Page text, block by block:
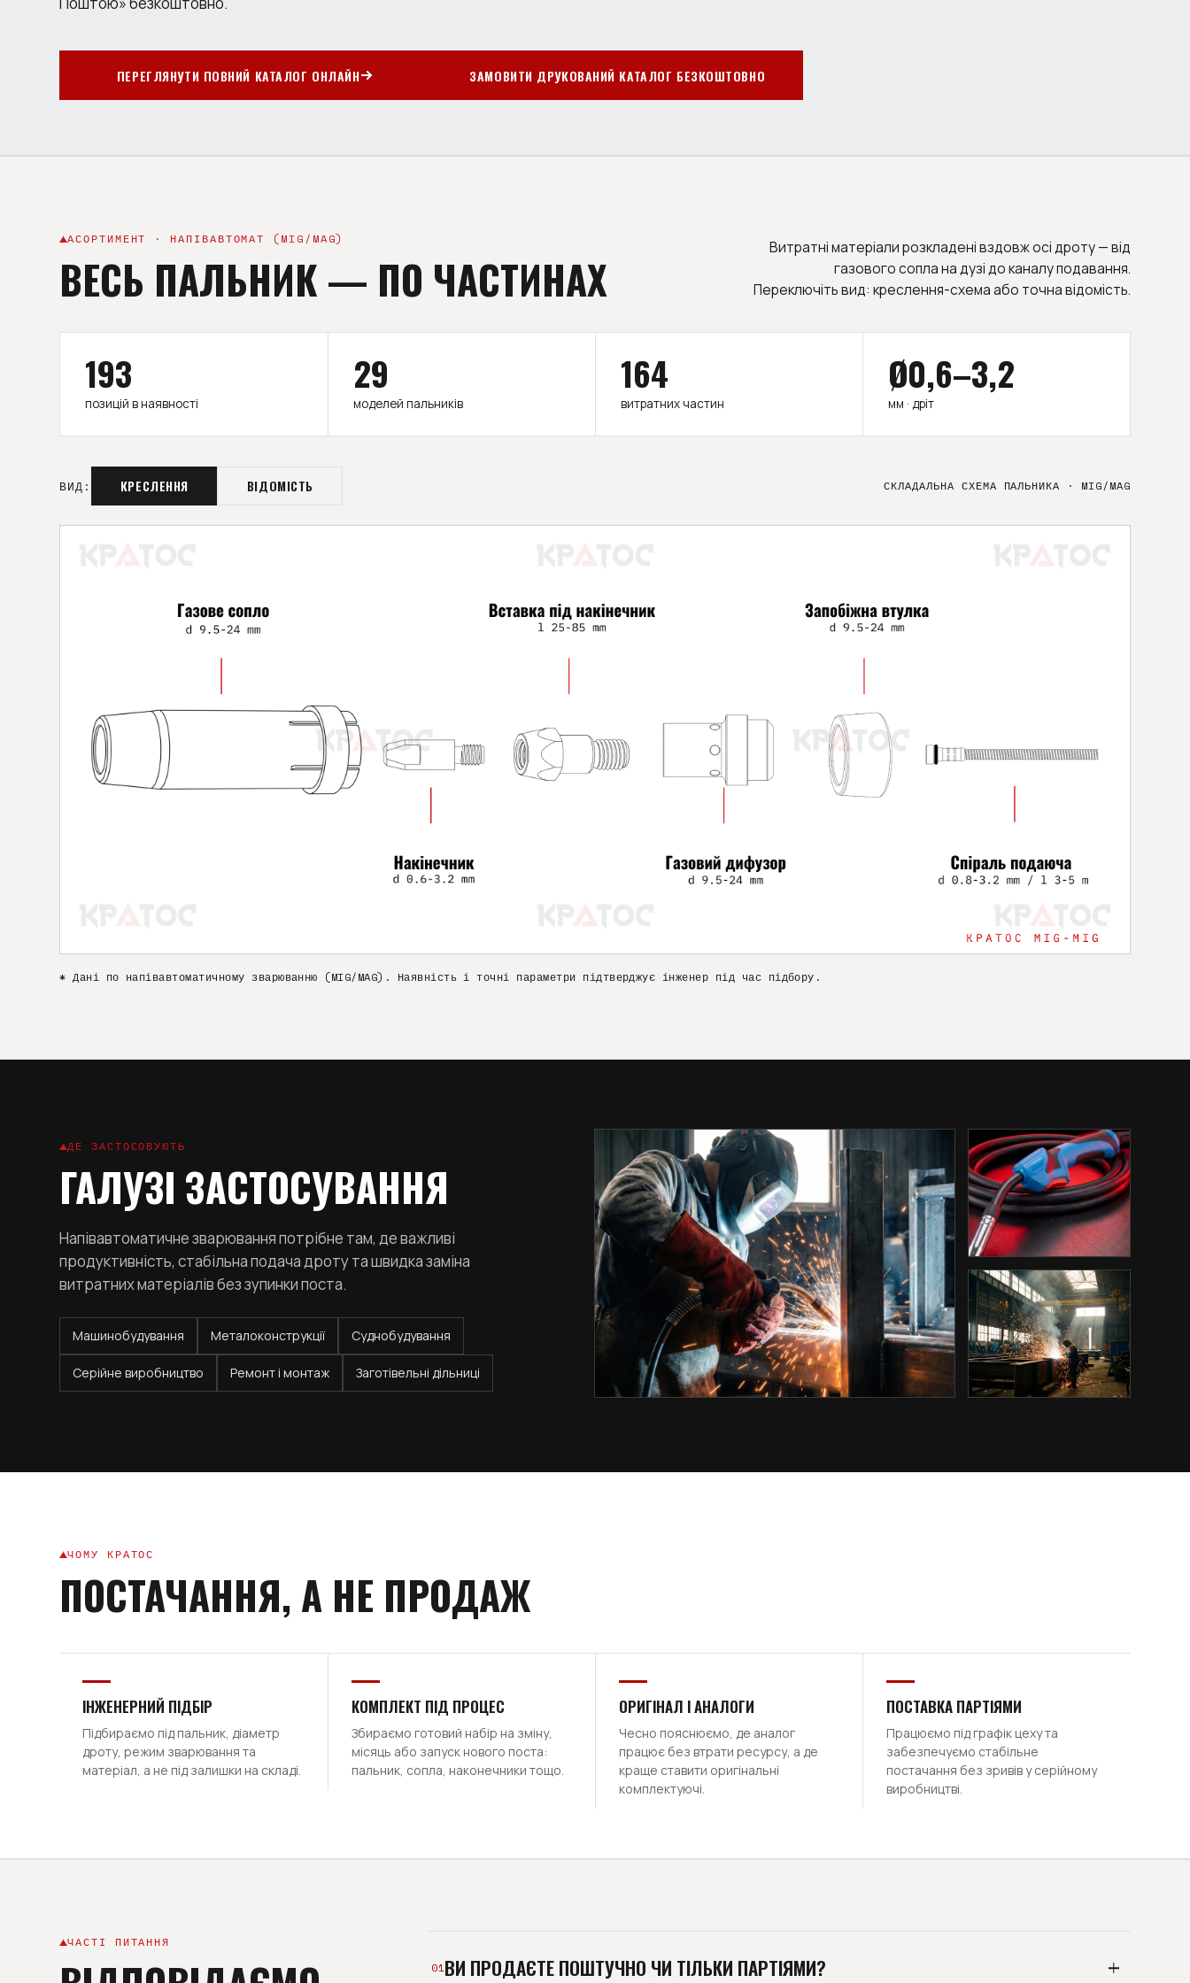
ПЕРЕГЛЯНУТИ ПОВНИЙ КАТАЛОГ ОНЛАЙН ЗАМОВИТИ ДРУКОВАНИЙ КАТАЛОГ БЕЗКОШТОВНО
АСОРТИМЕНТ · НАПІВАВТОМАТ (MIG/MAG)
ВЕСЬ ПАЛЬНИК — ПО ЧАСТИНАХ
Витратні матеріали розкладені вздовж осі дроту — від
газового сопла на дузі до каналу подавання.
Переключіть вид: креслення-схема або точна відомість.
193
позицій в наявності
29
моделей пальників
164
витратних частин
Ø0,6–3,2
мм · дріт
ВИД: КРЕСЛЕННЯ ВІДОМІСТЬ СКЛАДАЛЬНА СХЕМА ПАЛЬНИКА · MIG/MAG
* Дані по напівавтоматичному зварюванню (MIG/MAG). Наявність і точні параметри підтверджує інженер під час підбору.
ДЕ ЗАСТОСОВУЮТЬ
ГАЛУЗІ ЗАСТОСУВАННЯ
Напівавтоматичне зварювання потрібне там, де важливі
продуктивність, стабільна подача дроту та швидка заміна
витратних матеріалів без зупинки поста.
Машинобудування Металоконструкції Суднобудування
Серійне виробництво Ремонт і монтаж Заготівельні дільниці
ЧОМУ КРАТОС
ПОСТАЧАННЯ, А НЕ ПРОДАЖ
ІНЖЕНЕРНИЙ ПІДБІР
Підбираємо під пальник, діаметр
дроту, режим зварювання та
матеріал, а не під залишки на складі.
КОМПЛЕКТ ПІД ПРОЦЕС
Збираємо готовий набір на зміну,
місяць або запуск нового поста:
пальник, сопла, наконечники тощо.
ОРИГІНАЛ І АНАЛОГИ
Чесно пояснюємо, де аналог
працює без втрати ресурсу, а де
краще ставити оригінальні
комплектуючі.
ПОСТАВКА ПАРТІЯМИ
Працюємо під графік цеху та
забезпечуємо стабільне
постачання без зривів у серійному
виробництві.
ЧАСТІ ПИТАННЯ
01ВИ ПРОДАЄТЕ ПОШТУЧНО ЧИ ТІЛЬКИ ПАРТІЯМИ?